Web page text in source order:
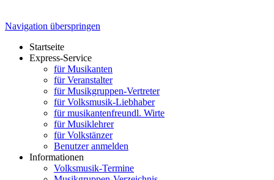
Navigation überspringen
Startseite
Express-Service
für Musikanten
für Veranstalter
für Musikgruppen-Vertreter
für Volksmusik-Liebhaber
für musikantenfreundl. Wirte
für Musiklehrer
für Volkstänzer
Benutzer anmelden
Informationen
Volksmusik-Termine